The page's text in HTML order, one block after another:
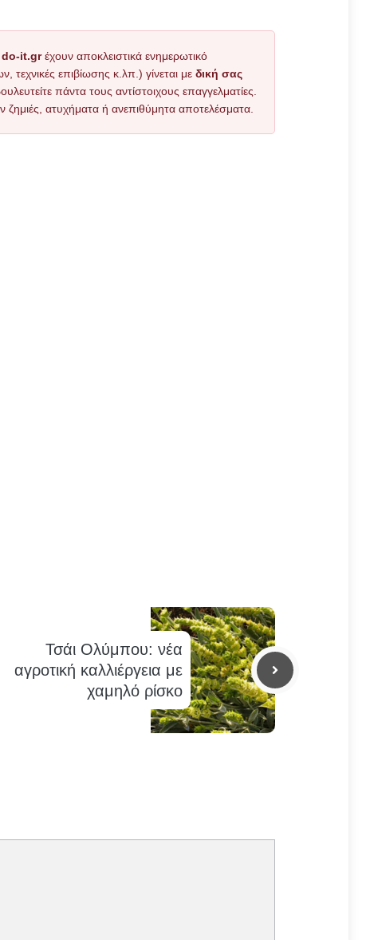
do-it.grέχουν αποκλειστικά ενημερωτικό
επιβίωσης κ.λπ.) γίνεται με δική σας
πάντα τους αντίστοιχους επαγγελματίες.
ζημιές, ατυχήματα ή ανεπιθύμητα αποτελέσματα.
Τσάι Ολύμπου: νέα
αγροτική καλλιέργεια με
χαμηλό ρίσκο